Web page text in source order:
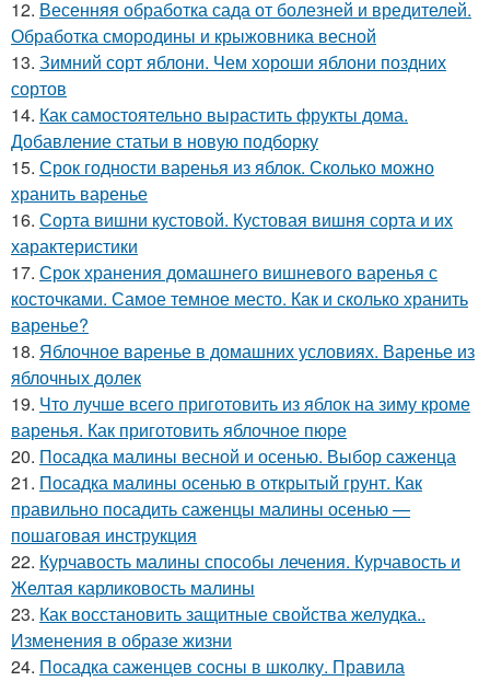
12. Весенняя обработка сада от болезней и вредителей.
Обработка смородины и крыжовника весной
13. Зимний сорт яблони. Чем хороши яблони поздних
сортов
14. Как самостоятельно вырастить фрукты дома.
Добавление статьи в новую подборку
15. Срок годности варенья из яблок. Сколько можно
хранить варенье
16. Сорта вишни кустовой. Кустовая вишня сорта и их
характеристики
17. Срок хранения домашнего вишневого варенья с
косточками. Самое темное место. Как и сколько хранить
варенье?
18. Яблочное варенье в домашних условиях. Варенье из
яблочных долек
19. Что лучше всего приготовить из яблок на зиму кроме
варенья. Как приготовить яблочное пюре
20. Посадка малины весной и осенью. Выбор саженца
21. Посадка малины осенью в открытый грунт. Как
правильно посадить саженцы малины осенью —
пошаговая инструкция
22. Курчавость малины способы лечения. Курчавость и
Желтая карликовость малины
23. Как восстановить защитные свойства желудка..
Изменения в образе жизни
24. Посадка саженцев сосны в школку. Правила